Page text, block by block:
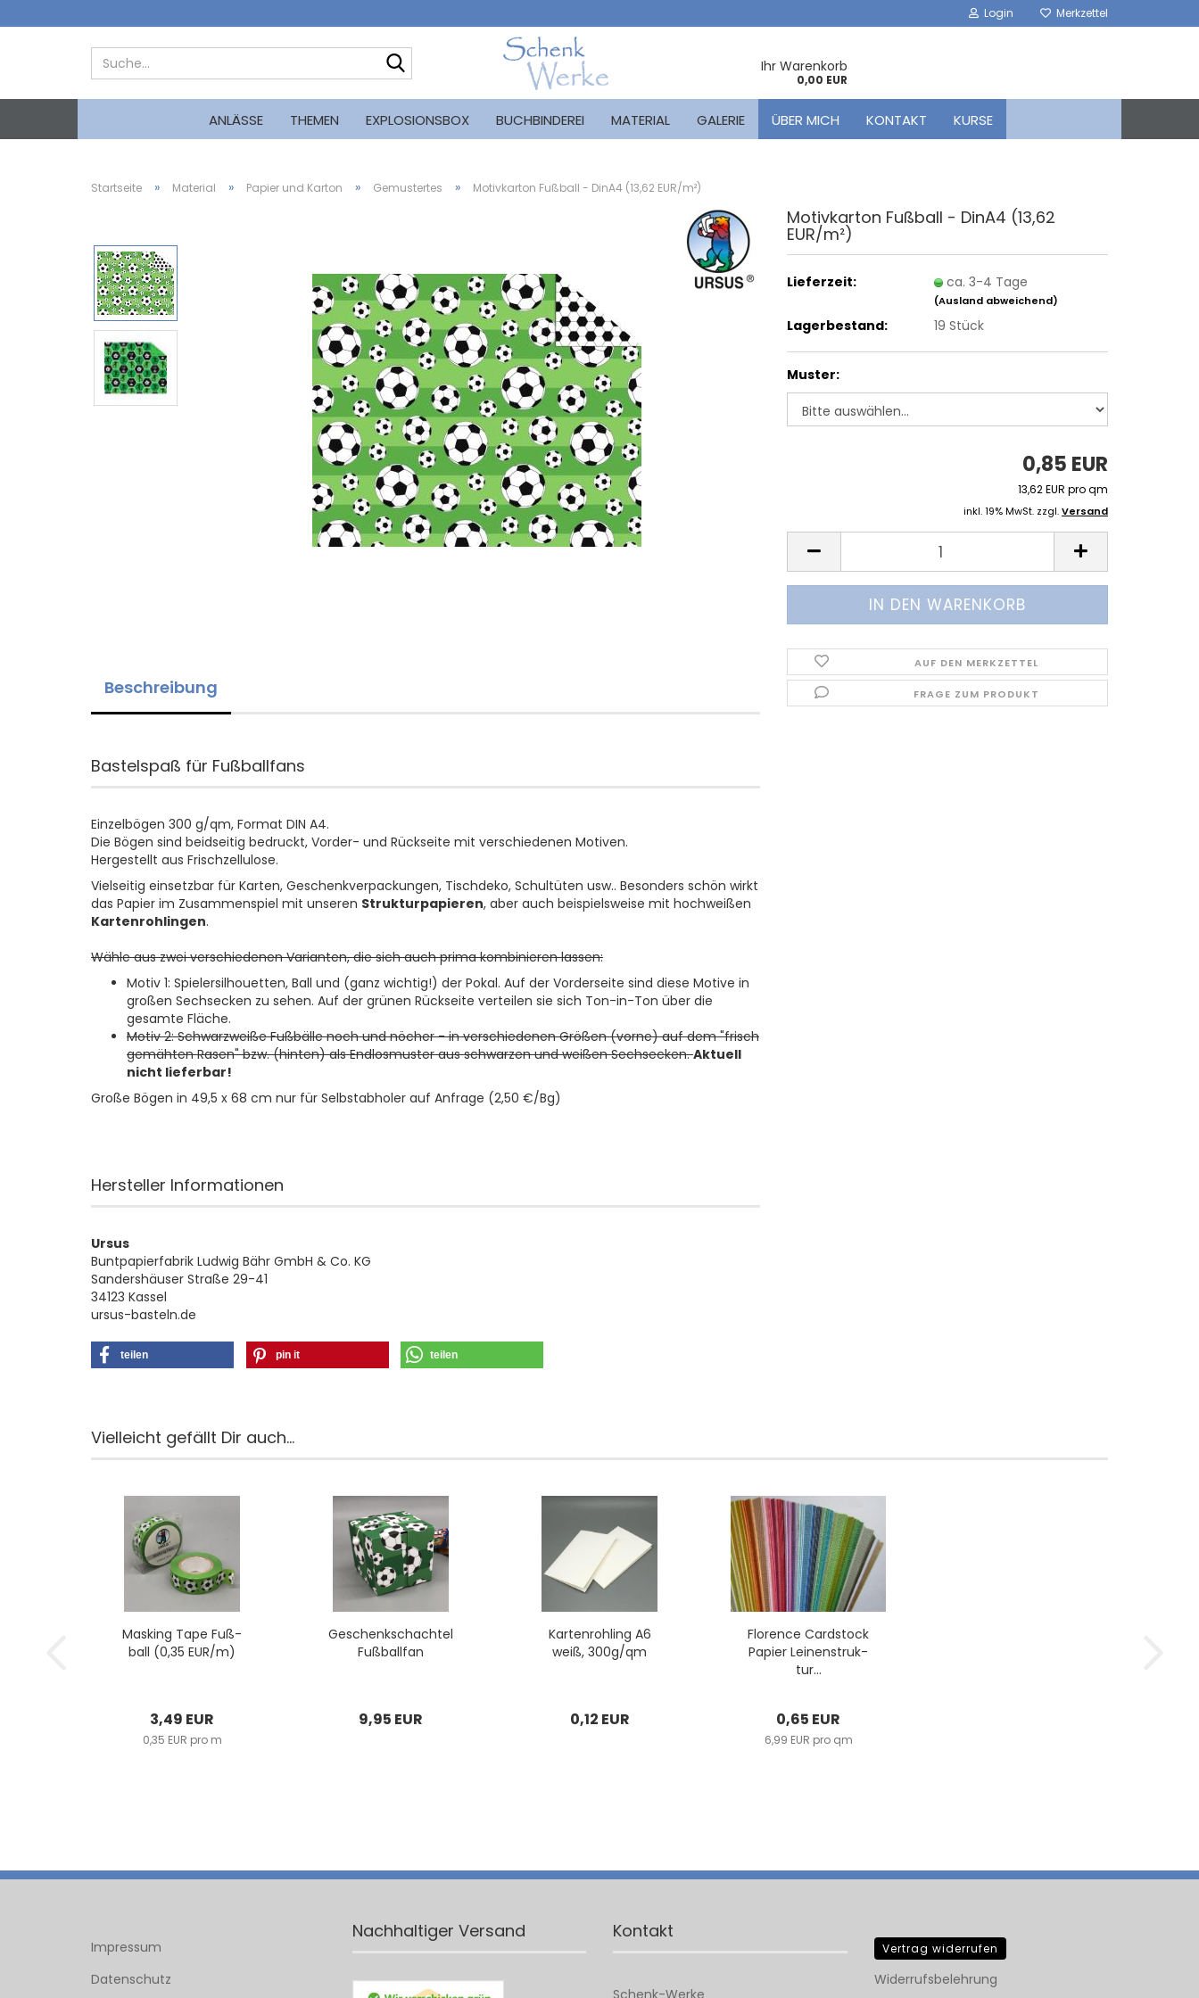
Login Merkzettel
Ihr Warenkorb
0,00 EUR
ANLÄSSE THEMEN EXPLOSIONSBOX BUCHBINDEREI MATERIAL GALERIE ÜBER MICH KONTAKT KURSE
Startseite » Material » Papier und Karton » Gemustertes » Motivkarton Fußball - DinA4 (13,62 EUR/m²)
Mo­tiv­kar­ton Fuß­ball - DinA4 (13,62
EUR/m²)
Lieferzeit: ca. 3-4 Tage
(Ausland abweichend)
Lagerbestand: 19 Stück
Muster:
0,85 EUR
13,62 EUR pro qm
inkl. 19% MwSt. zzgl.Versand
AUF DEN MERKZETTEL
FRAGE ZUM PRODUKT
Beschreibung
Bastelspaß für Fußballfans
Einzelbögen 300 g/qm, Format DIN A4.
Die Bögen sind beidseitig bedruckt, Vorder- und Rückseite mit verschiedenen Motiven.
Hergestellt aus Frischzellulose.
Vielseitig einsetzbar für Karten, Geschenkverpackungen, Tischdeko, Schultüten usw.. Besonders schön wirkt
das Papier im Zusammenspiel mit unseren Strukturpapieren, aber auch beispielsweise mit hochweißen
Kartenrohlingen.
Wähle aus zwei verschiedenen Varianten, die sich auch prima kombinieren lassen:
Motiv 1: Spielersilhouetten, Ball und (ganz wichtig!) der Pokal. Auf der Vorderseite sind diese Motive in
großen Sechsecken zu sehen. Auf der grünen Rückseite verteilen sie sich Ton-in-Ton über die
gesamte Fläche.
Motiv 2: Schwarzweiße Fußbälle noch und nöcher - in verschiedenen Größen (vorne) auf dem "frisch
gemähten Rasen" bzw. (hinten) als Endlosmuster aus schwarzen und weißen Sechsecken.Aktuell
nicht lieferbar!
Große Bögen in 49,5 x 68 cm nur für Selbstabholer auf Anfrage (2,50 €/Bg)
Hersteller Informationen
Ursus
Buntpapierfabrik Ludwig Bähr GmbH & Co. KG
Sandershäuser Straße 29-41
34123 Kassel
ursus-basteln.de
teilen pin it teilen
Vielleicht gefällt Dir auch...
Mas­king Tape Fuß­
ball (0,35 EUR/m)
3,49 EUR
0,35 EUR pro m
Ge­schenk­schach­tel
Fuß­ball­fan
9,95 EUR
Kar­ten­roh­ling A6
weiß, 300g/qm
0,12 EUR
Flo­rence Card­stock
Pa­pier Lei­nen­struk­
tur...
0,65 EUR
6,99 EUR pro qm
Impressum
Datenschutz
Nachhaltiger Versand Kontakt
Schenk-Werke
Vertrag widerrufen
Widerrufsbelehrung